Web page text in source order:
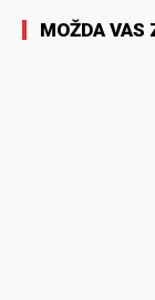
MOŽDA VAS